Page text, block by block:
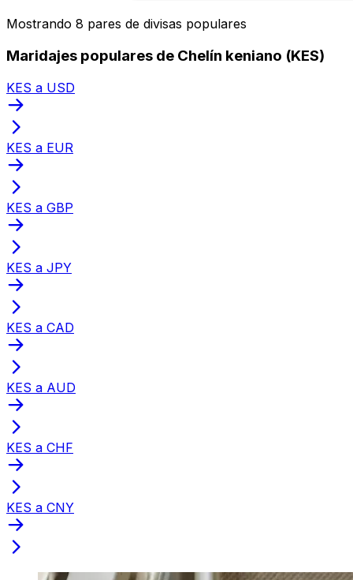
Mostrando 8 pares de divisas populares
Maridajes populares de Chelín keniano (KES)
KES a USD
KES a EUR
KES a GBP
KES a JPY
KES a CAD
KES a AUD
KES a CHF
KES a CNY